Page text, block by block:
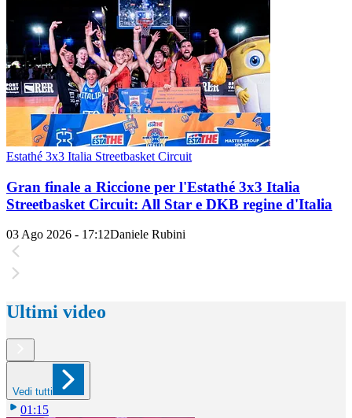
Estathé 3x3 Italia Streetbasket Circuit
Gran finale a Riccione per l'Estathé 3x3 Italia
Streetbasket Circuit: All Star e DKB regine d'Italia
03 Ago 2026 - 17:12Daniele Rubini
Ultimi video
Vedi tutti
01:15